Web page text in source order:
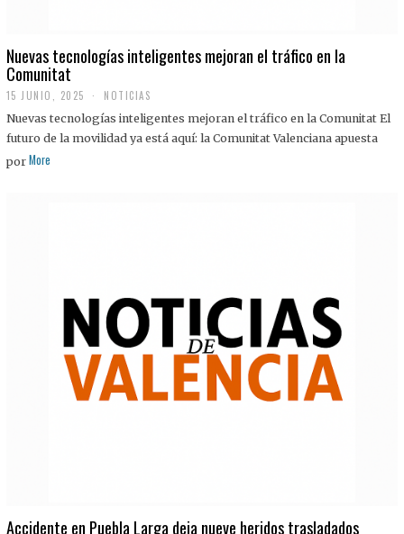
Nuevas tecnologías inteligentes mejoran el tráfico en la
Comunitat
15 JUNIO, 2025 NOTICIAS
Nuevas tecnologías inteligentes mejoran el tráfico en la Comunitat El
futuro de la movilidad ya está aquí: la Comunitat Valenciana apuesta
por More
Accidente en Puebla Larga deja nueve heridos trasladados